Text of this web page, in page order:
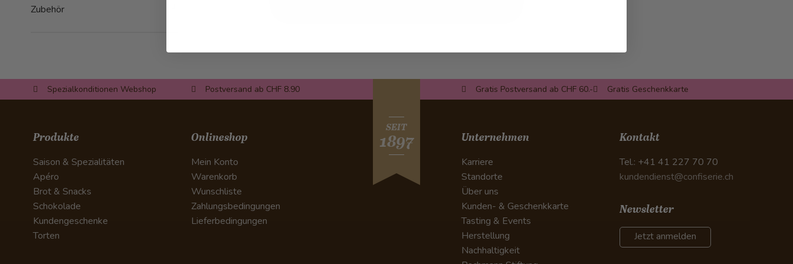
Zubehör
Spezialkonditionen Webshop Postversand ab CHF 8.90 Gratis Postversand ab CHF 60.- Gratis Geschenkkarte
SEIT
1897
Produkte
Saison & Spezialitäten
Apéro
Brot & Snacks
Schokolade
Kundengeschenke
Torten
Onlineshop
Mein Konto
Warenkorb
Wunschliste
Zahlungsbedingungen
Lieferbedingungen
Unternehmen
Karriere
Standorte
Über uns
Kunden- & Geschenkkarte
Tasting & Events
Herstellung
Nachhaltigkeit
Kontakt
Tel.: +41 41 227 70 70
kundendienst@confiserie.ch
Newsletter
Jetzt anmelden